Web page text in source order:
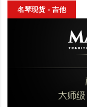
名琴现货 - 吉他